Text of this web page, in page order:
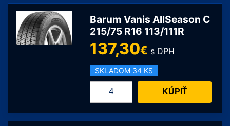
X
FIT
Van
4S
C
225/75
R16
121/120R
Barum Vanis AllSeason C
215/75 R16 113/111R
137,30€ s DPH
SKLADOM 34 KS
množstvo
Vanis
AllSeason
KÚPIŤ